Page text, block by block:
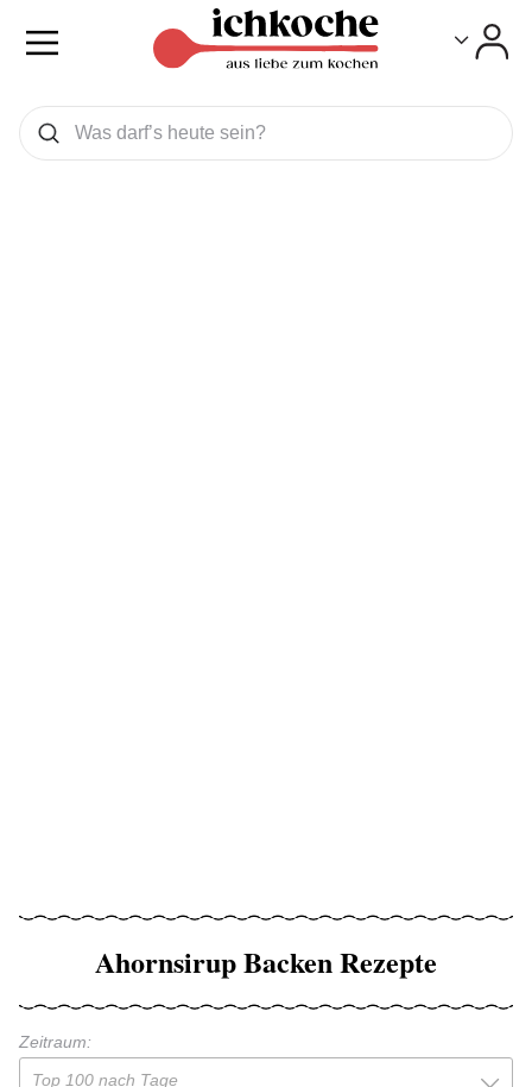
Was wollen Sie suchen
Suchen
Ahornsirup Backen Rezepte
Zeitraum:
Top 100 nach Tage